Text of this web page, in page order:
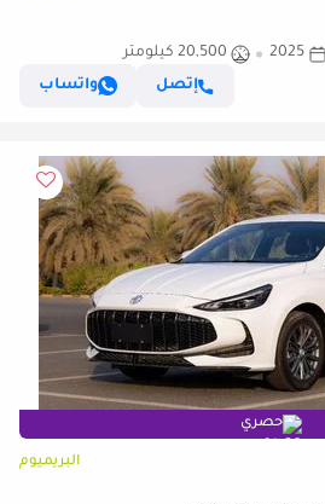
2025
20,500 كيلومتر
إتصل
واتساب
حصري
البريميوم